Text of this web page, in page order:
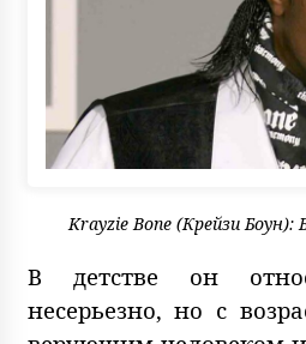
Krayzie Bone (Крейзи
В детстве он
несерьезно, но с